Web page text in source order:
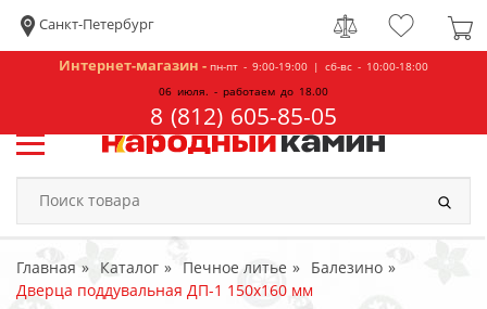
Санкт-Петербург
Интернет-магазин - пн-пт - 9:00-19:00 | сб-вс - 10:00-18:00
06 июля. - работаем до 18.00
8 (812) 605-85-05
Главная Каталог Печное литье
Балезино
Дверца поддувальная ДП-1 150х160 мм